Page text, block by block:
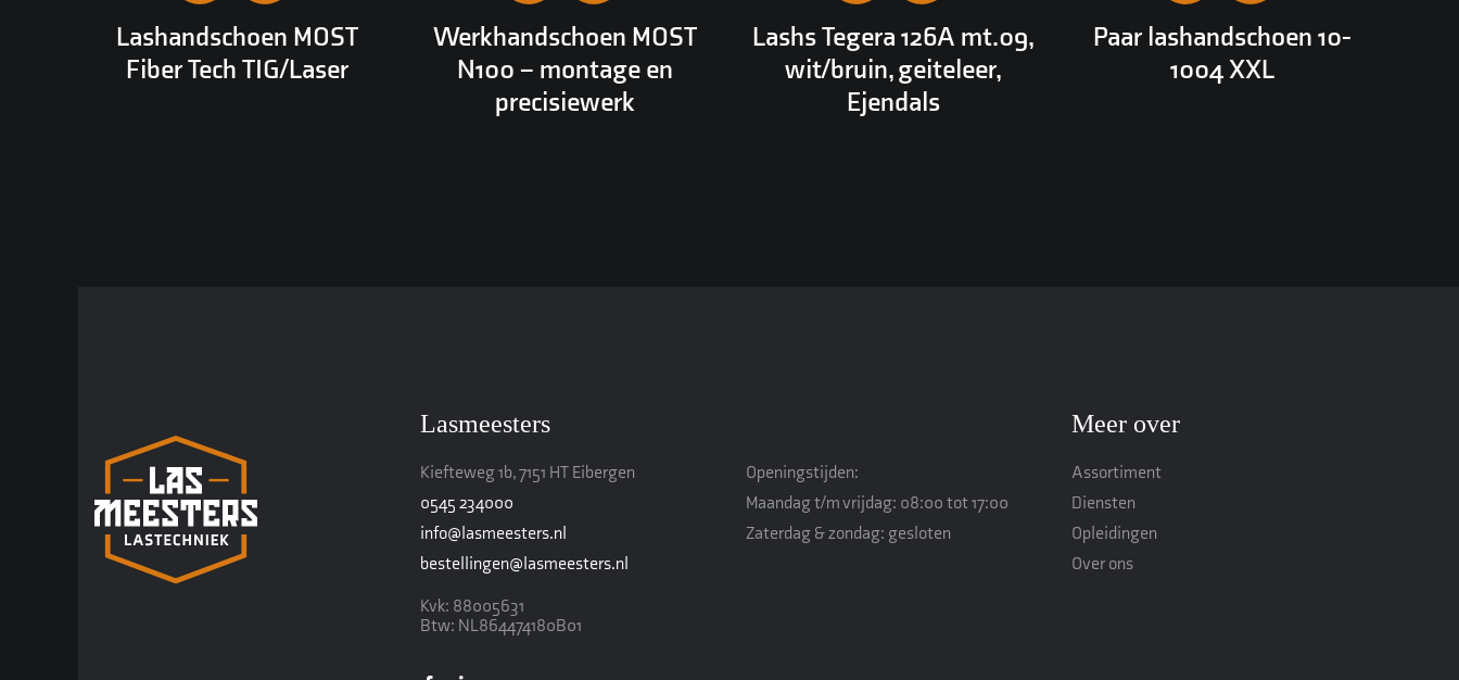
Lashandschoen MOST
Fiber Tech TIG/Laser
Werkhandschoen MOST
N100 – montage en
precisiewerk
Lashs Tegera 126A mt.09,
wit/bruin, geiteleer,
Ejendals
Paar lashandschoen 10-
1004 XXL
Lasmeesters
Kiefteweg 1b, 7151 HT Eibergen
0545 234000
info@lasmeesters.nl
bestellingen@lasmeesters.nl
Kvk: 88005631
Btw: NL864474180B01
Openingstijden:
Maandag t/m vrijdag: 08:00 tot 17:00
Zaterdag & zondag: gesloten
Meer over
Assortiment
Diensten
Opleidingen
Over ons